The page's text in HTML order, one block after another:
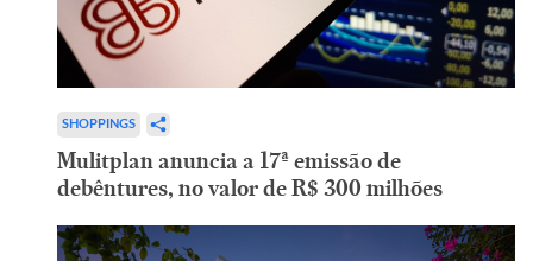
SHOPPINGS
Mulitplan anuncia a 17ª emissão de
debêntures, no valor de R$ 300 milhões